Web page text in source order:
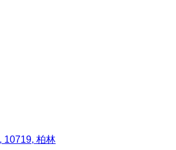
10719, 柏林